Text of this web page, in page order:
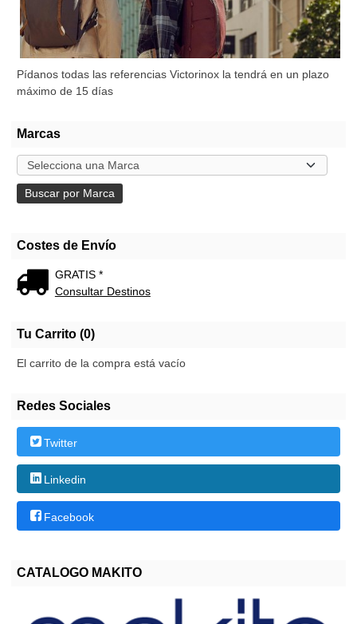
Pídanos todas las referencias Victorinox la tendrá en un plazo
máximo de 15 días
Marcas
Costes de Envío
GRATIS *
Consultar Destinos
Tu Carrito (0)
El carrito de la compra está vacío
Redes Sociales
Twitter
Linkedin
Facebook
CATALOGO MAKITO